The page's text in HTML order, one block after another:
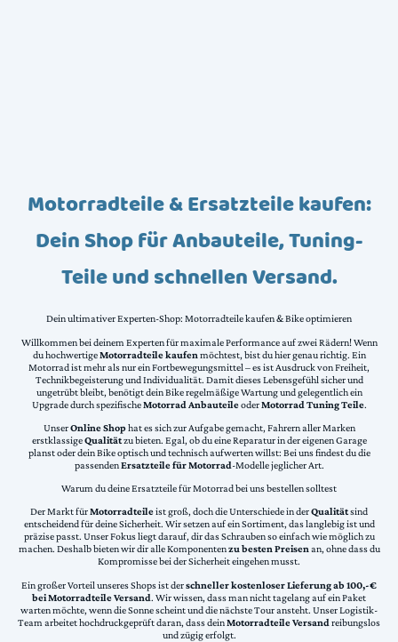
Motorradteile & Ersatzteile kaufen:
Dein Shop für Anbauteile, Tuning-
Teile und schnellen Versand.
Dein ultimativer Experten-Shop: Motorradteile kaufen & Bike optimieren
Willkommen bei deinem Experten für maximale Performance auf zwei Rädern! Wenn
du hochwertigeMotorradteile kaufen möchtest, bist du hier genau richtig. Ein
Motorrad ist mehr als nur ein Fortbewegungsmittel – es ist Ausdruck von Freiheit,
Technikbegeisterung und Individualität. Damit dieses Lebensgefühl sicher und
ungetrübt bleibt, benötigt dein Bike regelmäßige Wartung und gelegentlich ein
Upgrade durch spezifischeMotorrad AnbauteileoderMotorrad Tuning Teile.
UnserOnline Shophat es sich zur Aufgabe gemacht, Fahrern aller Marken
erstklassigeQualitätzu bieten. Egal, ob du eine Reparatur in der eigenen Garage
planst oder dein Bike optisch und technisch aufwerten willst: Bei uns findest du die
passendenErsatzteile für Motorrad-Modelle jeglicher Art.
Warum du deine Ersatzteile für Motorrad bei uns bestellen solltest
Der Markt fürMotorradteileist groß, doch die Unterschiede in derQualitätsind
entscheidend für deine Sicherheit. Wir setzen auf ein Sortiment, das langlebig ist und
präzise passt. Unser Fokus liegt darauf, dir das Schrauben so einfach wie möglich zu
machen. Deshalb bieten wir dir alle Komponentenzu besten Preisenan, ohne dass du
Kompromisse bei der Sicherheit eingehen musst.
Ein großer Vorteil unseres Shops ist derschneller kostenloser Lieferung ab 100,-€
bei Motorradteile Versand. Wir wissen, dass man nicht tagelang auf ein Paket
warten möchte, wenn die Sonne scheint und die nächste Tour ansteht. Unser Logistik-
Team arbeitet hochdruckgeprüft daran, dass deinMotorradteile Versand reibungslos
und zügig erfolgt.